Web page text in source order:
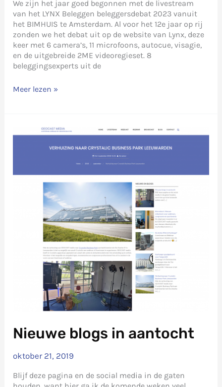
We zijn het jaar goed begonnen met de livestream
van het LYNX Beleggen beleggersdebat 2023 vanuit
het BIMHUIS te Amsterdam. Al voor het 12e jaar op rij
zonden we het debat uit op de website van Lynx, deze
keer met 6 camera’s, 11 microfoons, autocue, visagie,
en de uitgebreide 2ME videoregieset. 8
beleggingsexperts uit de
Lynx
Meer lezen »
Nieuwe blogs in aantocht
oktober 21, 2019
Blijf deze pagina en de social media in de gaten